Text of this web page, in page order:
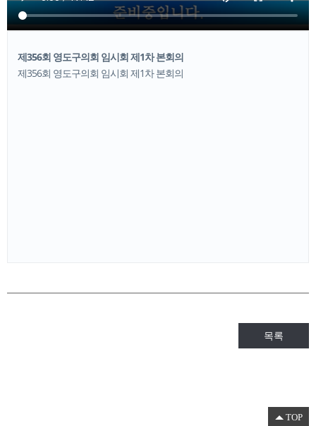
제356회 영도구의회 임시회 제1차 본회의
제356회 영도구의회 임시회 제1차 본회의
목록
TOP